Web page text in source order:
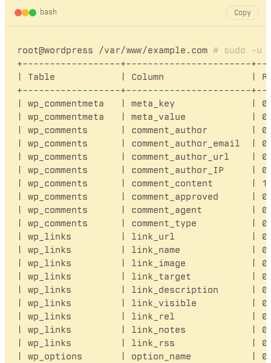
bash Copy
root@wordpress /var/www/example.com # sudo -u
+------------------+-----------------------
| Table            | Column                |
+------------------+-----------------------
| wp_commentmeta   | meta_key
| wp_commentmeta   | meta_value
| wp_comments      | comment_author
| wp_comments      |
| wp_comments      | comment_author_url
| wp_comments      | comment_author_IP
| wp_comments      | comment_content
| wp_comments      | comment_approved
| wp_comments      | comment_agent
| wp_comments      | comment_type
| wp_links         | link_url              |
| wp_links         | link_name             |
| wp_links         | link_image            |
| wp_links         | link_target           |
| wp_links         | link_description      |
| wp_links         | link_visible          |
| wp_links         | link_rel              |
| wp_links         | link_notes            |
| wp_links         | link_rss              |
| wp_options       | option_name